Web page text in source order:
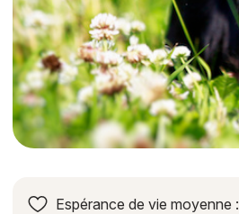
Espérance de vie moyenne :